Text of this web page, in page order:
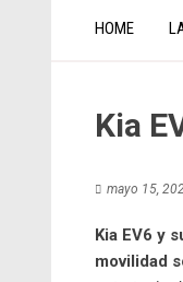
HOME
Kia
mayo 15,
Kia EV6 y
movilidad